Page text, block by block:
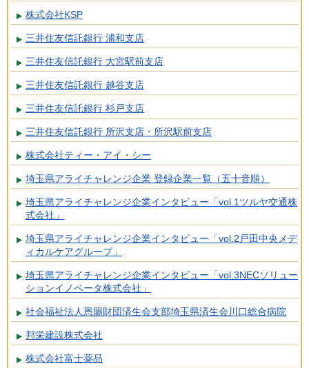
株式会社KSP
三井住友信託銀行 浦和支店
三井住友信託銀行 大宮駅前支店
三井住友信託銀行 越谷支店
三井住友信託銀行 杉戸支店
三井住友信託銀行 所沢支店・所沢駅前支店
株式会社ティー・アイ・シー
埼玉県アライチャレンジ企業 登録企業一覧（五十音順）
埼玉県アライチャレンジ企業インタビュー「vol.1ツルヤ交通株
式会社」
埼玉県アライチャレンジ企業インタビュー「vol.2戸田中央メデ
ィカルケアグループ」
埼玉県アライチャレンジ企業インタビュー「vol.3NECソリュー
ションイノベータ株式会社」
社会福祉法人恩賜財団済生会支部埼玉県済生会川口総合病院
邦栄建設株式会社
株式会社富士薬品